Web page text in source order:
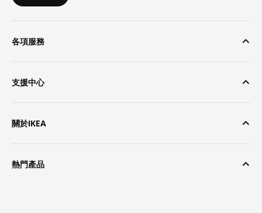
各項服務
支援中心
關於IKEA
熱門產品